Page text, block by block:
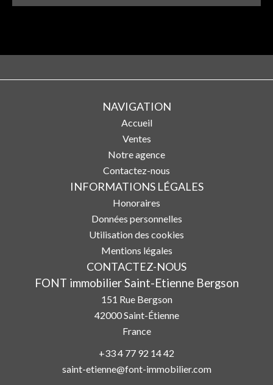
NAVIGATION
Accueil
Ventes
Notre agence
Contactez-nous
INFORMATIONS LÉGALES
Honoraires
Données personnelles
Utilisation des cookies
Mentions légales
CONTACTEZ-NOUS
FONT immobilier Saint-Etienne Bergson
151 Rue Bergson
42000Saint-Étienne
France
+33 4 77 92 14 42
saint-etienne@font-immobilier.com